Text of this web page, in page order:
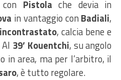
Pistola che devia in
in vantaggio con Badiali,
incontrastato, calcia bene e
Al 39’ Kouentchi, su angolo
in area, ma per l’arbitro, il
, è tutto regolare.